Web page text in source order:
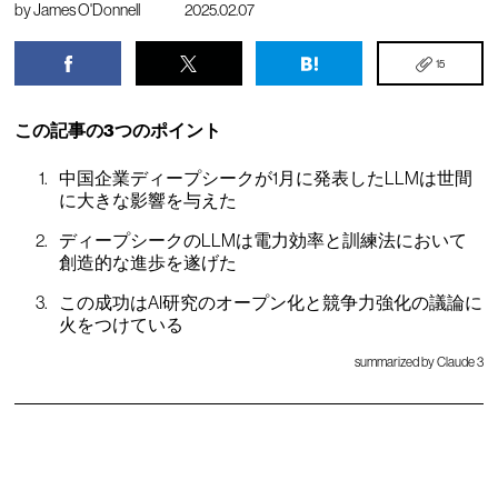
byJames O'Donnell 2025.02.07
15
この記事の3つのポイント
中国企業ディープシークが1月に発表したLLMは世間
に大きな影響を与えた
ディープシークのLLMは電力効率と訓練法において
創造的な進歩を遂げた
この成功はAI研究のオープン化と競争力強化の議論に
火をつけている
summarized by Claude 3